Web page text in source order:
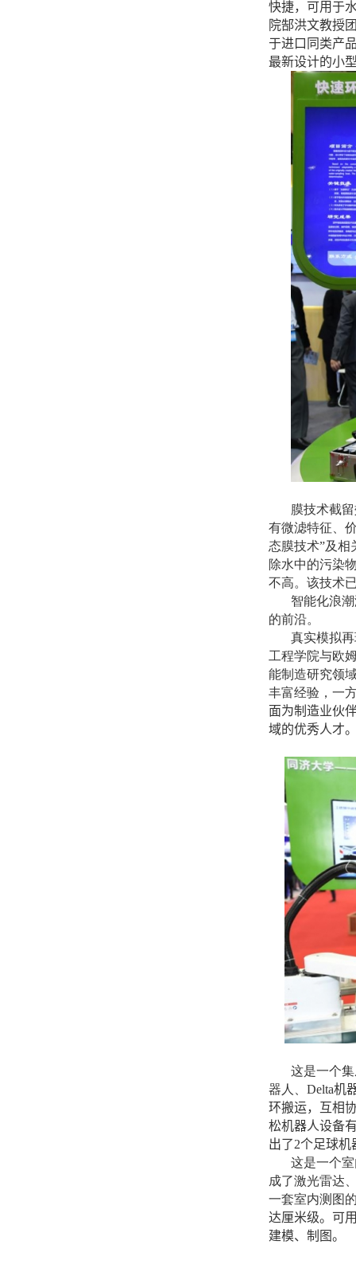
快捷，可用于
院郜洪文教授
于进口同类产
最新设计的小
膜技术截
有微滤特征、
态膜技术”及
除水中的污染
不高。该技术
智能化浪
的前沿。
真实模拟
工程学院与欧
能制造研究领
丰富经验，一
面为制造业伙
域的优秀人才
这是一个
器人、 Delta机
环搬运，互相
松机器人设备
出了2个足球机
这是一个
成了激光雷达
一套室内测图
达厘米级。可
建模、制图